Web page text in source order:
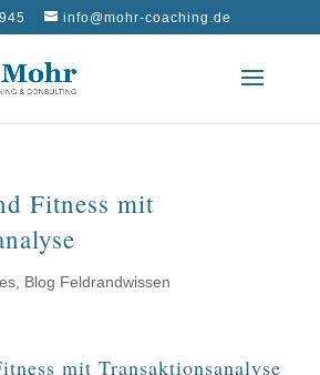
info@mohr-coaching.de
Fitness mit
Blog Feldrandwissen
mit Transaktionsanalyse